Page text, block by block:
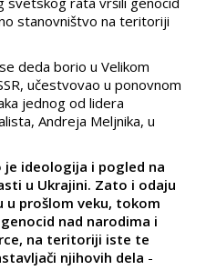
stanovništvo na teritoriji
deda borio u Velikom
učestvovao u ponovnom
jednog od lidera
Andreja Meljnika, u
ideologija i pogled na
u Ukrajini. Zato i odaju
u prošlom veku, tokom
nad narodima i
na teritoriji iste te
njihovih dela -